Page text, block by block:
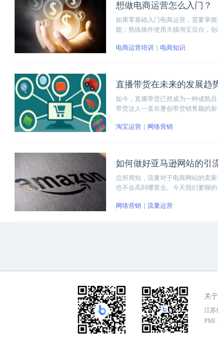
想做电商运营怎么入门？
如果零基础入门电商运营，需要掌
能；熟练操作使用天猫淘宝后台，
操作了解电商的整个流程。
电商运营培训 电商知识
直播带货在未来的发展趋
如今，直播带货已然成为一种成熟
带货达人一直在屡创带货销售额的
淘宝运营
网络营销
如何做好亚马逊网站的引
总所周知，流量对于电商网站的卖
也不会高到哪里去。今天我们要聊
网络营销
流量运营
关
江苏
PMI